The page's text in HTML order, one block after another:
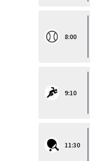
8:00
9:10
11:30